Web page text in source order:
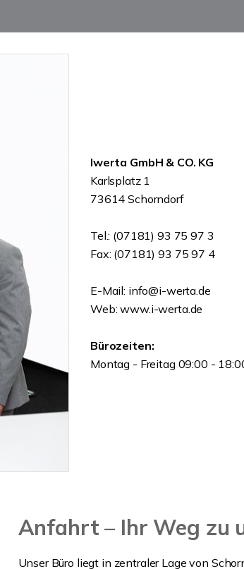
Iwerta GmbH & CO. KG
Karlsplatz 1
73614 Schorndorf
Tel.: (07181) 93 75 97 3
Fax: (07181) 93 75 97 4
E-Mail: info@i-werta.de
Web: www.i-werta.de
Bürozeiten:
Montag - Freitag 09:00 -
Anfahrt – Ihr Weg zu
Unser Büro liegt in zentraler Lage von